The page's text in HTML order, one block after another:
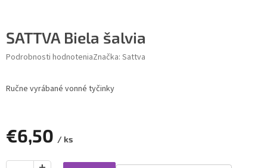
SATTVA Biela šalvia
Podrobnosti hodnoteniaZnačka: Sattva
Ručne vyrábané vonné tyčinky
€6,50 / ks